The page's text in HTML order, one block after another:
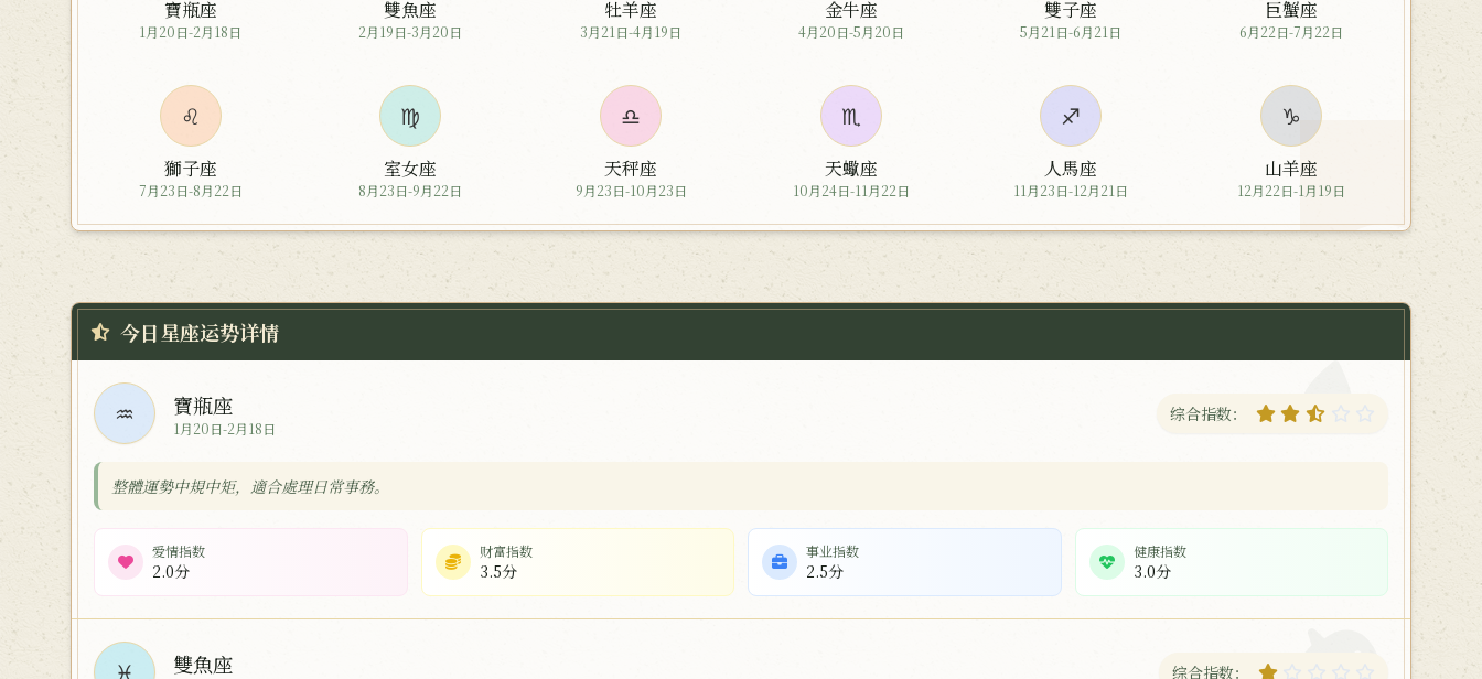
寶瓶座
1月20日-2月18日
雙魚座
2月19日-3月20日
牡羊座
3月21日-4月19日
金牛座
4月20日-5月20日
雙子座
5月21日-6月21日
巨蟹座
6月22日-7月22日
♌
獅子座
7月23日-8月22日
♍
室女座
8月23日-9月22日
♎
天秤座
9月23日-10月23日
♏
天蠍座
10月24日-11月22日
♐
人馬座
11月23日-12月21日
♑
山羊座
12月22日-1月19日
今日星座运势详情
♒ 寶瓶座
1月20日-2月18日
综合指数：
整體運勢中規中矩，適合處理日常事務。
爱情指数
2.0分
财富指数
3.5分
事业指数
2.5分
健康指数
3.0分
♓ 雙魚座 综合指数：